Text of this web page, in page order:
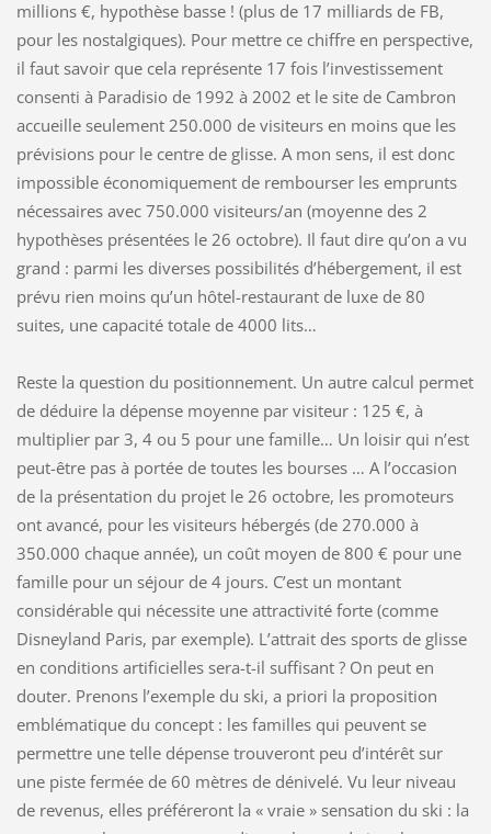
millions €, hypothèse basse ! (plus de 17 milliards de FB,
pour les nostalgiques). Pour mettre ce chiffre en perspective,
il faut savoir que cela représente 17 fois l’investissement
consenti à Paradisio de 1992 à 2002 et le site de Cambron
accueille seulement 250.000 de visiteurs en moins que les
prévisions pour le centre de glisse. A mon sens, il est donc
impossible économiquement de rembourser les emprunts
nécessaires avec 750.000 visiteurs/an (moyenne des 2
hypothèses présentées le 26 octobre). Il faut dire qu’on a vu
grand : parmi les diverses possibilités d’hébergement, il est
prévu rien moins qu’un hôtel-restaurant de luxe de 80
suites, une capacité totale de 4000 lits…
Reste la question du positionnement. Un autre calcul permet
de déduire la dépense moyenne par visiteur : 125 €, à
multiplier par 3, 4 ou 5 pour une famille… Un loisir qui n’est
peut-être pas à portée de toutes les bourses … A l’occasion
de la présentation du projet le 26 octobre, les promoteurs
ont avancé, pour les visiteurs hébergés (de 270.000 à
350.000 chaque année), un coût moyen de 800 € pour une
famille pour un séjour de 4 jours. C’est un montant
considérable qui nécessite une attractivité forte (comme
Disneyland Paris, par exemple). L’attrait des sports de glisse
en conditions artificielles sera-t-il suffisant ? On peut en
douter. Prenons l’exemple du ski, a priori la proposition
emblématique du concept : les familles qui peuvent se
permettre une telle dépense trouveront peu d’intérêt sur
une piste fermée de 60 mètres de dénivelé. Vu leur niveau
de revenus, elles préféreront la « vraie » sensation du ski : la